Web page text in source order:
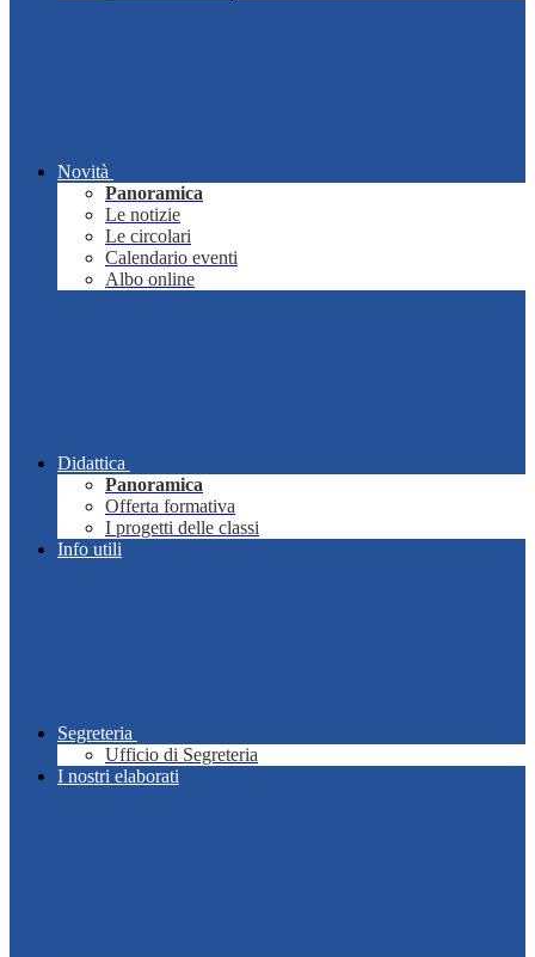
Novità
Panoramica
Le notizie
Le circolari
Calendario eventi
Albo online
Didattica
Panoramica
Offerta formativa
I progetti delle classi
Info utili
Segreteria
Ufficio di Segreteria
I nostri elaborati